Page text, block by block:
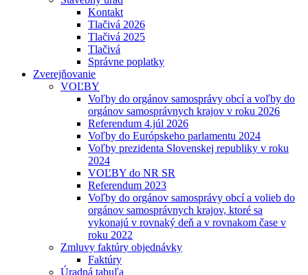
Kontakt
Tlačivá 2026
Tlačivá 2025
Tlačivá
Správne poplatky
Zverejňovanie
VOĽBY
Voľby do orgánov samosprávy obcí a voľby do
orgánov samosprávnych krajov v roku 2026
Referendum 4.júl 2026
Voľby do Európskeho parlamentu 2024
Voľby prezidenta Slovenskej republiky v roku
2024
VOĽBY do NR SR
Referendum 2023
Voľby do orgánov samosprávy obcí a volieb do
orgánov samosprávnych krajov, ktoré sa
vykonajú v rovnaký deň a v rovnakom čase v
roku 2022
Zmluvy faktúry objednávky
Faktúry
Úradná tabuľa